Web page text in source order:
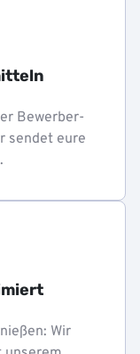
Bewerber-
sendet eure
Wir